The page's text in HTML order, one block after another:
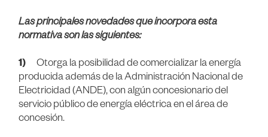
Las principales novedades que incorpora esta
normativa son las siguientes:
1) Otorga la posibilidad de comercializar la energía
producida además de la Administración Nacional de
Electricidad (ANDE), con algún concesionario del
servicio público de energía eléctrica en el área de
concesión.